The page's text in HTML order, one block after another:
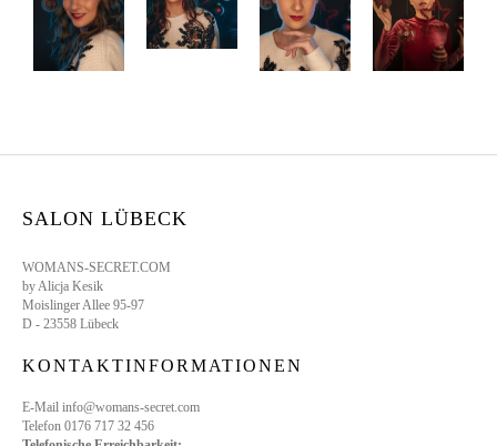
SALON LÜBECK
WOMANS-SECRET.COM
by Alicja Kesik
Moislinger Allee 95-97
D - 23558 Lübeck
KONTAKTINFORMATIONEN
E-Mail info@womans-secret.com
Telefon 0176 717 32 456